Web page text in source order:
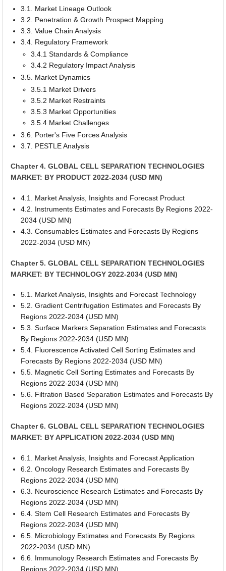
3.1. Market Lineage Outlook
3.2. Penetration & Growth Prospect Mapping
3.3. Value Chain Analysis
3.4. Regulatory Framework
3.4.1 Standards & Compliance
3.4.2 Regulatory Impact Analysis
3.5. Market Dynamics
3.5.1 Market Drivers
3.5.2 Market Restraints
3.5.3 Market Opportunities
3.5.4 Market Challenges
3.6. Porter's Five Forces Analysis
3.7. PESTLE Analysis
Chapter 4. GLOBAL CELL SEPARATION TECHNOLOGIES
MARKET: BY PRODUCT 2022-2034 (USD MN)
4.1. Market Analysis, Insights and Forecast Product
4.2. Instruments Estimates and Forecasts By Regions 2022-
2034 (USD MN)
4.3. Consumables Estimates and Forecasts By Regions
2022-2034 (USD MN)
Chapter 5. GLOBAL CELL SEPARATION TECHNOLOGIES
MARKET: BY TECHNOLOGY 2022-2034 (USD MN)
5.1. Market Analysis, Insights and Forecast Technology
5.2. Gradient Centrifugation Estimates and Forecasts By
Regions 2022-2034 (USD MN)
5.3. Surface Markers Separation Estimates and Forecasts
By Regions 2022-2034 (USD MN)
5.4. Fluorescence Activated Cell Sorting Estimates and
Forecasts By Regions 2022-2034 (USD MN)
5.5. Magnetic Cell Sorting Estimates and Forecasts By
Regions 2022-2034 (USD MN)
5.6. Filtration Based Separation Estimates and Forecasts By
Regions 2022-2034 (USD MN)
Chapter 6. GLOBAL CELL SEPARATION TECHNOLOGIES
MARKET: BY APPLICATION 2022-2034 (USD MN)
6.1. Market Analysis, Insights and Forecast Application
6.2. Oncology Research Estimates and Forecasts By
Regions 2022-2034 (USD MN)
6.3. Neuroscience Research Estimates and Forecasts By
Regions 2022-2034 (USD MN)
6.4. Stem Cell Research Estimates and Forecasts By
Regions 2022-2034 (USD MN)
6.5. Microbiology Estimates and Forecasts By Regions
2022-2034 (USD MN)
6.6. Immunology Research Estimates and Forecasts By
Regions 2022-2034 (USD MN)